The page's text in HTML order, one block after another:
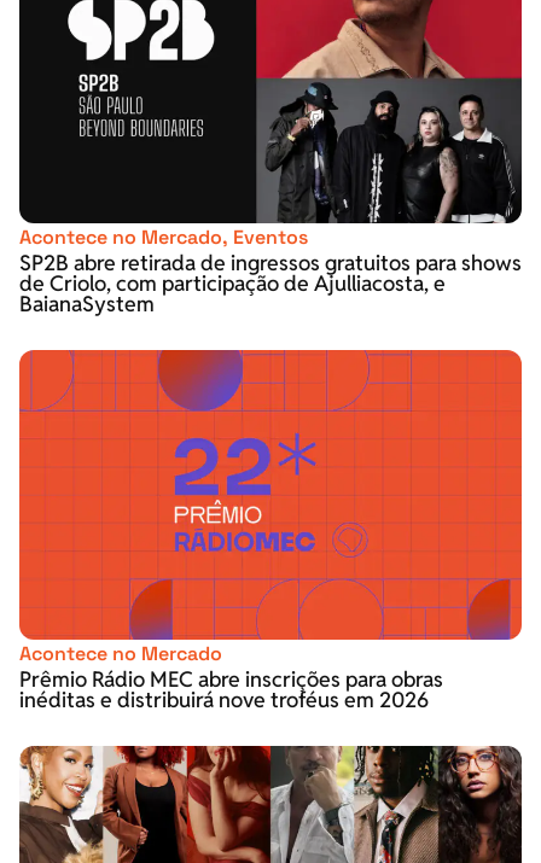
Acontece no Mercado, Eventos
SP2B abre retirada de ingressos gratuitos para shows
de Criolo, com participação de Ajulliacosta, e
BaianaSystem
Acontece no Mercado
Prêmio Rádio MEC abre inscrições para obras
inéditas e distribuirá nove troféus em 2026